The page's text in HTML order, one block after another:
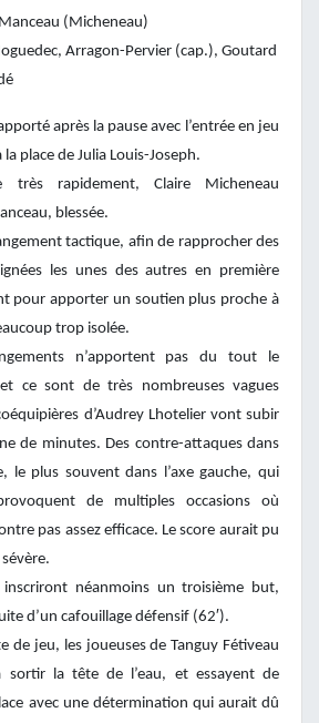
(Micheneau)
Arragon-Pervier (cap.), Goutard
après la pause avec l’entrée en jeu
place de Julia Louis-Joseph.
très rapidement, Claire Micheneau
blessée.
tactique, afin de rapprocher des
les unes des autres en première
pour apporter un soutien plus proche à
trop isolée.
n’apportent pas du tout le
ce sont de très nombreuses vagues
d’Audrey Lhotelier vont subir
de minutes. Des contre-attaques dans
le plus souvent dans l’axe gauche, qui
de multiples occasions où
pas assez efficace. Le score aurait pu
inscriront néanmoins un troisième but,
d’un cafouillage défensif (62′).
de jeu, les joueuses de Tanguy Fétiveau
sortir la tête de l’eau, et essayent de
avec une détermination qui aurait dû